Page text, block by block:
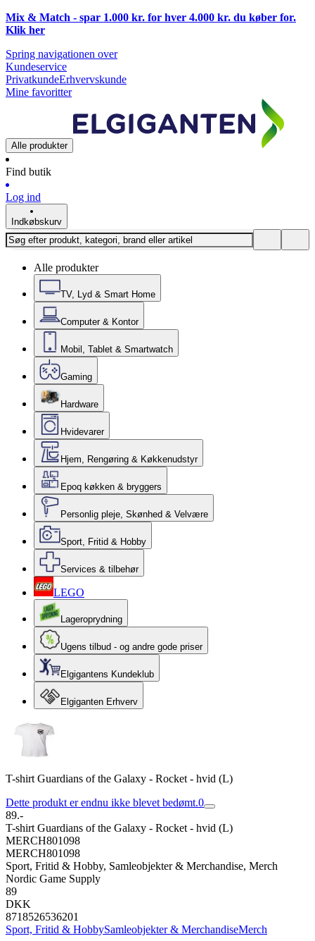
Mix & Match - spar 1.000 kr. for hver 4.000 kr. du køber for.
Klik her
Spring navigationen over
Kundeservice
PrivatkundeErhvervskunde
Mine favoritter
Alle produkter
Find butik
Log ind
Indkøbskurv
Alle produkter
TV, Lyd & Smart Home
Computer & Kontor
Mobil, Tablet & Smartwatch
Gaming
Hardware
Hvidevarer
Hjem, Rengøring & Køkkenudstyr
Epoq køkken & bryggers
Personlig pleje, Skønhed & Velvære
Sport, Fritid & Hobby
Services & tilbehør
LEGO
Lageroprydning
Ugens tilbud - og andre gode priser
Elgigantens Kundeklub
Elgiganten Erhverv
T-shirt Guardians of the Galaxy - Rocket - hvid (L)
Dette produkt er endnu ikke blevet bedømt.0
89.-
T-shirt Guardians of the Galaxy - Rocket - hvid (L)
MERCH801098
MERCH801098
Sport, Fritid & Hobby, Samleobjekter & Merchandise, Merch
Nordic Game Supply
89
DKK
8718526536201
Sport, Fritid & HobbySamleobjekter & MerchandiseMerch